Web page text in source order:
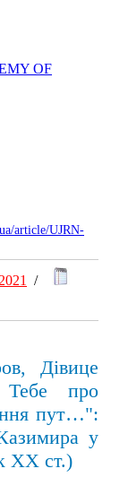
OF
article/UJRN-
/
Дівице
Тебе про
пут…":
у
XX ст.)